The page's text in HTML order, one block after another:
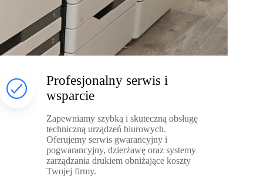
Profesjonalny serwis i
wsparcie
Zapewniamy szybką i skuteczną obsługę
techniczną urządzeń biurowych.
Oferujemy serwis gwarancyjny i
pogwarancyjny, dzierżawę oraz systemy
zarządzania drukiem obniżające koszty
Twojej firmy.